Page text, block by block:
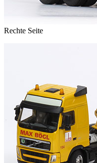
Rechte Seite